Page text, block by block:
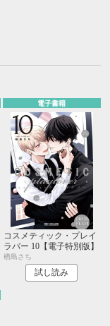
電子書籍
コスメティック・プレイ
ラバー 10【電子特別版】
楢島さち
試し読み